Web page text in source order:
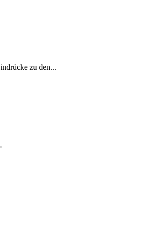
zu den...